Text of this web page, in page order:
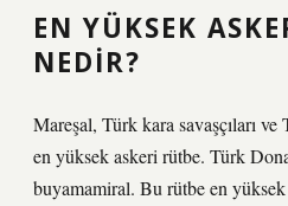
EN YÜKSEK
NEDIR?
Mareşal, Türk kara savaşçıları
en yüksek askeri rütbe. Türk
buyamamiral. Bu rütbe en yüksek